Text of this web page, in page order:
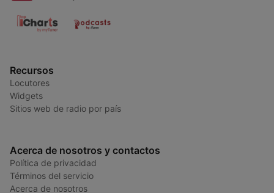
Recursos
Locutores
Widgets
Sitios web de radio por país
Acerca de nosotros y contactos
Política de privacidad
Términos del servicio
Acerca de nosotros